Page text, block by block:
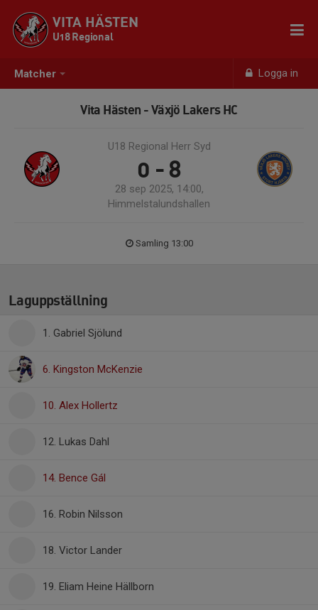
Matcher Logga in
VITA HÄSTEN
U18 Regional
Vita Hästen - Växjö Lakers HC
U18 Regional Herr Syd
0 - 8
28 sep 2025, 14:00,
Himmelstalundshallen
Samling 13:00
Laguppställning
1. Gabriel Sjölund
6. Kingston McKenzie
10. Alex Hollertz
12. Lukas Dahl
14. Bence Gál
16. Robin Nilsson
18. Victor Lander
19. Eliam Heine Hällborn